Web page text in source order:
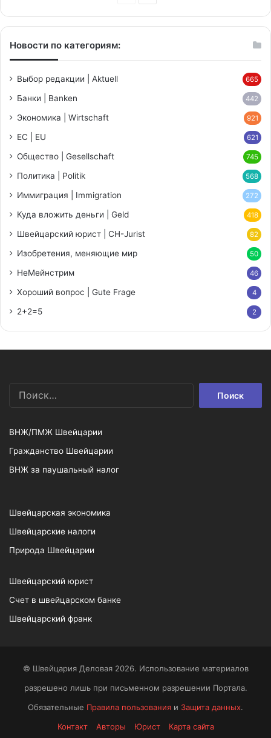
Новости по категориям:
Выбор редакции | Aktuell 665
Банки | Banken 442
Экономика | Wirtschaft 921
ЕС | EU 621
Общество | Gesellschaft 745
Политика | Politik 568
Иммиграция | Immigration 272
Куда вложить деньги | Geld 418
Швейцарский юрист | CH-Jurist 82
Изобретения, меняющие мир 50
НеМейнстрим 46
Хороший вопрос | Gute Frage 4
2+2=5 2
ВНЖ/ПМЖ Швейцарии
Гражданство Швейцарии
ВНЖ за паушальный налог
Швейцарская экономика
Швейцарские налоги
Природа Швейцарии
Швейцарский юрист
Счет в швейцарском банке
Швейцарский франк
© Швейцария Деловая 2026. Использование материалов
разрешено лишь при письменном разрешении Портала.
Обязательные Правила пользования и Защита данных.
Контакт
Авторы Юрист Карта сайта